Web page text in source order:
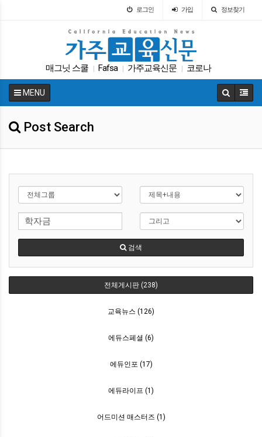
로그인 가입 정보찾기
매그닛 스쿨 Fafsa 가주교육신문 코로나
팝사 차터스쿨 DACA 트럼프 대입
MENU
Post Search
검색
전체게시판 (238)
교육뉴스 (126)
에듀스페셜 (6)
에듀인포 (17)
에듀라이프 (1)
어드미션 매스터즈 (1)